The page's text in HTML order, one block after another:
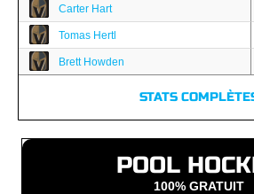
Carter Hart
Tomas Hertl
Brett Howden
STATS
POOL
100% GRATUIT